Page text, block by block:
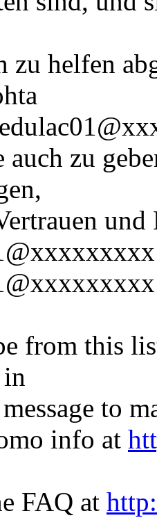
zu helfen
auch zu
from this
to
info at
FAQ at